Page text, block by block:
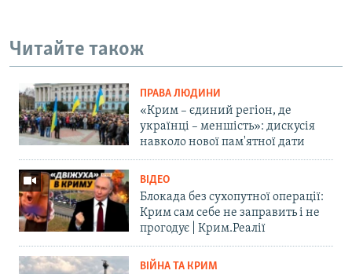
Читайте також
ПРАВА ЛЮДИНИ
«Крим – єдиний регіон, де
українці – меншість»: дискусія
навколо нової пам'ятної дати
ВІДЕО
Блокада без сухопутної операції:
Крим сам себе не заправить і не
прогодує | Крим.Реалії
ВІЙНА ТА КРИМ